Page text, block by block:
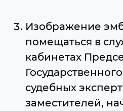
Изображение
помещаться в
кабинетах
судебных
заместителей,